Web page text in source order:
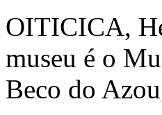
OITICICA,
museu é o
Beco do